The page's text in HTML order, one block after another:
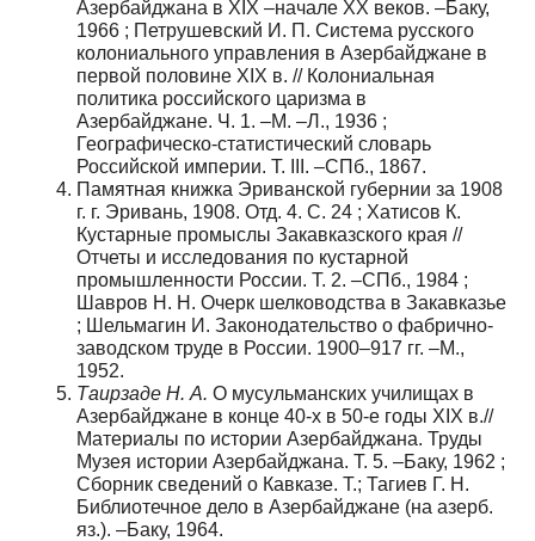
Азербайджана в XIX –начале ХХ веков. –Баку,
1966 ; Петрушевский И. П. Система русского
колониального управления в Азербайджане в
первой половине XIX в. // Колониальная
политика российского царизма в
Азербайджане. Ч. 1. –М. –Л., 1936 ;
Географическо-статистический словарь
Российской империи. Т. III. –СПб., 1867.
Памятная книжка Эриванской губернии за 1908
г. г. Эривань, 1908. Отд. 4. С. 24 ; Хатисов К.
Кустарные промыслы Закавказского края //
Отчеты и исследования по кустарной
промышленности России. Т. 2. –СПб., 1984 ;
Шавров Н. Н. Очерк шелководства в Закавказье
; Шельмагин И. Законодательство о фабрично-
заводском труде в России. 1900–917 гг. –М.,
1952.
Таирзаде Н. А. О мусульманских училищах в
Азербайджане в конце 40-х в 50-е годы XIX в.//
Материалы по истории Азербайджана. Труды
Музея истории Азербайджана. Т. 5. –Баку, 1962 ;
Сборник сведений о Кавказе. Т.; Тагиев Г. Н.
Библиотечное дело в Азербайджане (на азерб.
яз.). –Баку, 1964.